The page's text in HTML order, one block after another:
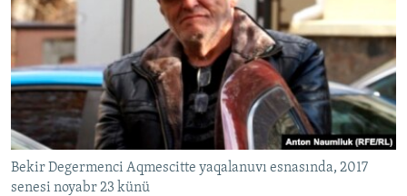
Bekir Degermenci Aqmescitte yaqalanuvı esnasında, 2017
senesi noyabr 23 künü